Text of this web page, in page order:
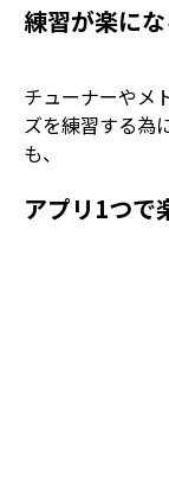
練習が楽に
チューナーやメ
ズを練習する為
も、
アプリ1つで